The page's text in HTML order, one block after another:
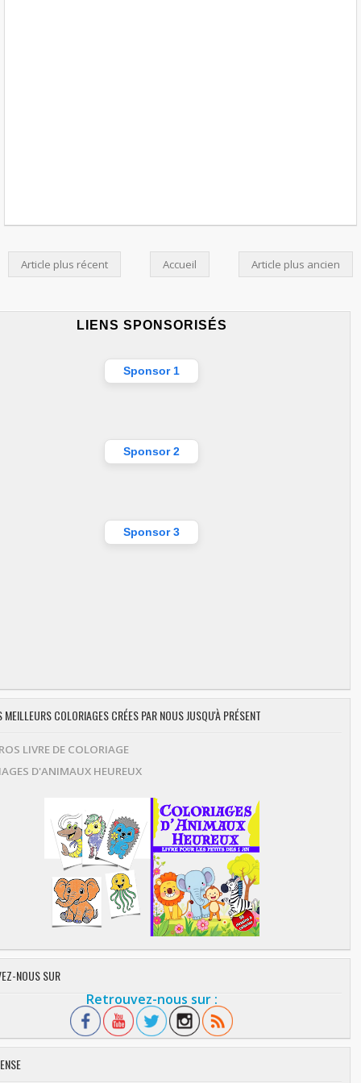
Article plus récent Article plus ancien
Accueil
LIENS SPONSORISÉS
Sponsor 1
Sponsor 2
Sponsor 3
MEILLEURS COLORIAGES CRÉES PAR NOUS JUSQU'À PRÉSENT
LIVRE DE COLORIAGE
D'ANIMAUX HEUREUX
NOUS SUR
Retrouvez-nous sur :